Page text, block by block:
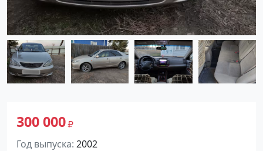
300 000
Год выпуска 2002